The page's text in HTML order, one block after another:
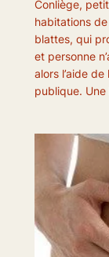
Conliège,
habitations
blattes, qui
et personne
alors l’aide
publique.